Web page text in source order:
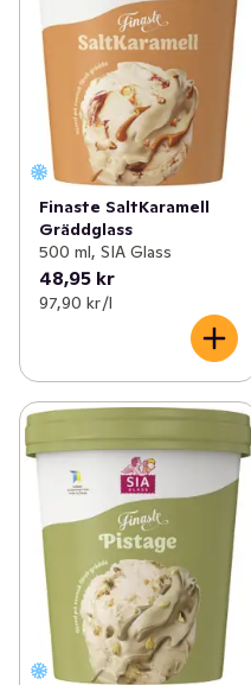
Finaste SaltKaramell
Gräddglass
500 ml, SIA Glass
48,95 kr
97,90 kr /l